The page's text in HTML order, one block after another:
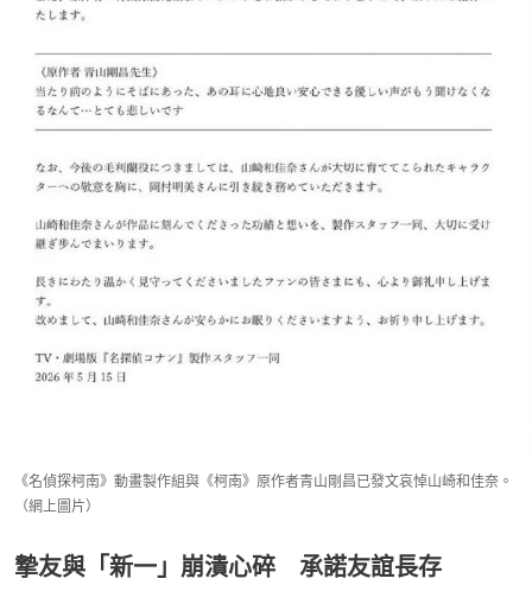
《名偵探柯南》動畫製作組與《柯南》原作者青山剛昌已發文哀悼山崎和佳奈。
（網上圖片）
摯友與「新一」崩潰心碎 承諾友誼長存